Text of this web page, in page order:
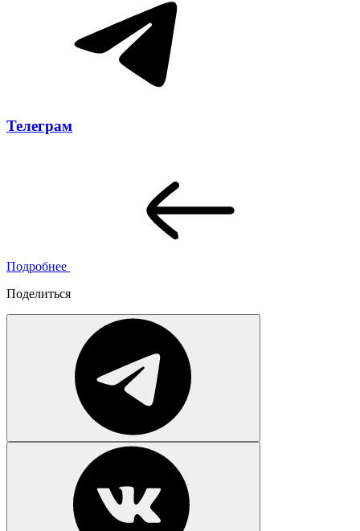
Телеграм
Подробнее
Поделиться